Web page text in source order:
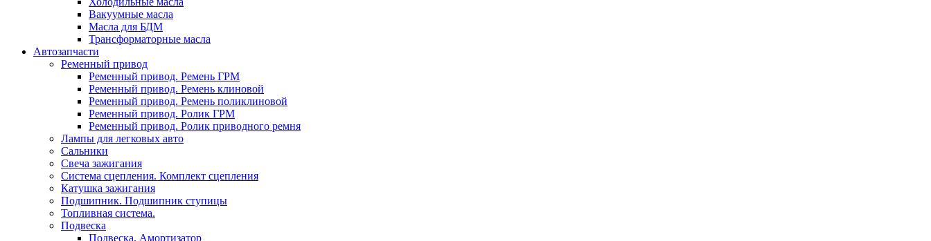
Вакуумные масла
Масла для БДМ
Трансформаторные масла
Автозапчасти
Ременный привод
Ременный привод. Ремень ГРМ
Ременный привод. Ремень клиновой
Ременный привод. Ремень поликлиновой
Ременный привод. Ролик ГРМ
Ременный привод. Ролик приводного ремня
Лампы для легковых авто
Сальники
Свеча зажигания
Система сцепления. Комплект сцепления
Катушка зажигания
Подшипник. Подшипник ступицы
Топливная система.
Подвеска
Подвеска. Амортизатор